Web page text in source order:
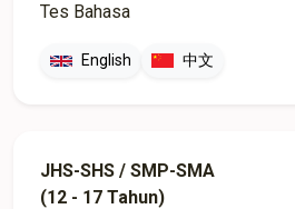
Tes Bahasa
English 中文
JHS-SHS / SMP-SMA
(12 - 17 Tahun)